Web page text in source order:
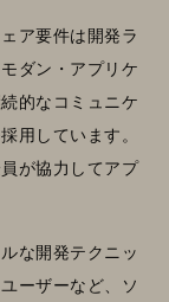
ア要件は開発ラ
ダン・アプリケ
的なコミュニケ
用しています。
が協力してアプ
な開発テクニッ
ーザーなど、ソ